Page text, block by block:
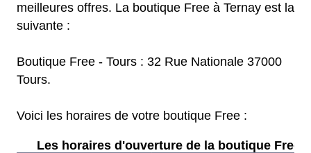
meilleures offres. La boutique Free à Ternay est la
suivante :
Boutique Free - Tours : 32 Rue Nationale 37000
Tours.
Voici les horaires de votre boutique Free :
Les horaires d'ouverture de la boutique Free :